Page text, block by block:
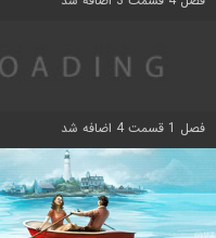
فصل 1 قسمت 4 اضافه شد